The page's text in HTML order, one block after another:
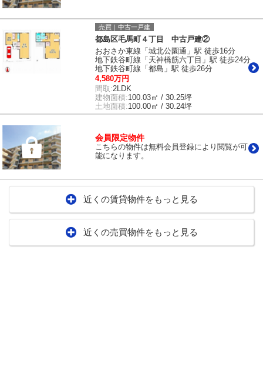
売買｜中古一戸建
都島区毛馬町４丁目 中古戸建②
おおさか東線「城北公園通」駅 徒歩16分
地下鉄谷町線「天神橋筋六丁目」駅 徒歩24分
地下鉄谷町線「都島」駅 徒歩26分
4,580万円
間取:2LDK
建物面積:100.03㎡ / 30.25坪
土地面積:100.00㎡ / 30.24坪
会員限定物件
こちらの物件は無料会員登録により閲覧が可
能になります。
近くの賃貸物件をもっと見る
近くの売買物件をもっと見る